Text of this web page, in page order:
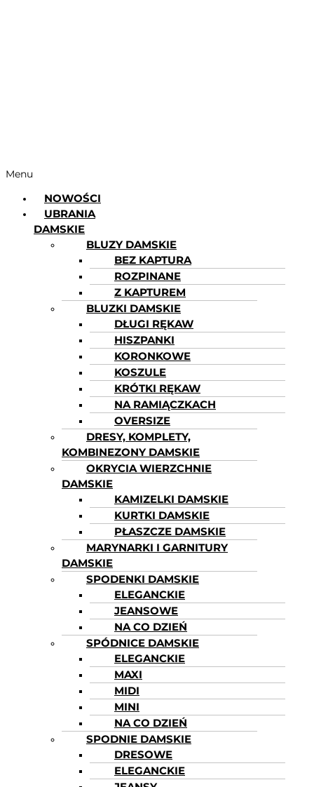
Menu
NOWOŚCI
UBRANIA
DAMSKIE
BLUZY DAMSKIE
BEZ KAPTURA
ROZPINANE
Z KAPTUREM
BLUZKI DAMSKIE
DŁUGI RĘKAW
HISZPANKI
KORONKOWE
KOSZULE
KRÓTKI RĘKAW
NA RAMIĄCZKACH
OVERSIZE
DRESY, KOMPLETY,
KOMBINEZONY DAMSKIE
OKRYCIA WIERZCHNIE
DAMSKIE
KAMIZELKI DAMSKIE
KURTKI DAMSKIE
PŁASZCZE DAMSKIE
MARYNARKI I GARNITURY
DAMSKIE
SPODENKI DAMSKIE
ELEGANCKIE
JEANSOWE
NA CO DZIEŃ
SPÓDNICE DAMSKIE
ELEGANCKIE
MAXI
MIDI
MINI
NA CO DZIEŃ
SPODNIE DAMSKIE
DRESOWE
ELEGANCKIE